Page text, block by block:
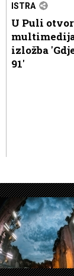
ISTRA
U Puli
izložba
91'